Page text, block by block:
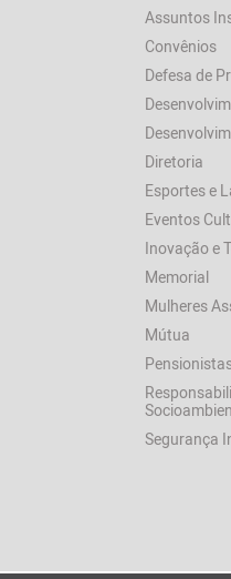
Assuntos
Convênios
Defesa de
Diretoria
Esportes e
Eventos
Inovação e
Memorial
Mulheres
Mútua
Segurança